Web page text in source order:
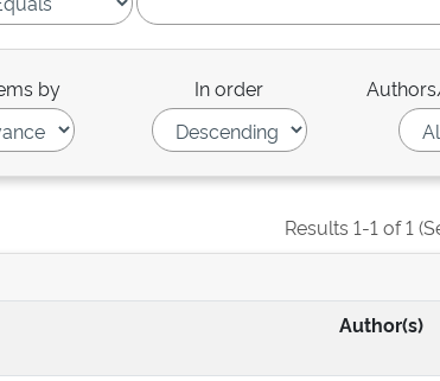
by In order
Results 1-1 of 1
Author(s)